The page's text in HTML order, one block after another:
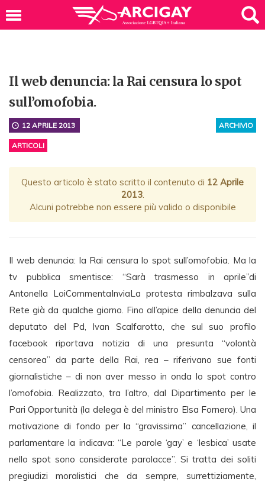
Il web denuncia: la Rai censura lo spot
sull’omofobia.
ARCHIVIO
12 APRILE 2013
ARTICOLI
Questo articolo è stato scritto il contenuto di 12 Aprile
2013.
Alcuni potrebbe non essere più valido o disponibile
Il web denuncia: la Rai censura lo spot sull’omofobia. Ma la
tv pubblica smentisce: “Sarà trasmesso in aprile”di
Antonella LoiCommentaInviaLa protesta rimbalzava sulla
Rete già da qualche giorno. Fino all’apice della denuncia del
deputato del Pd, Ivan Scalfarotto, che sul suo profilo
facebook riportava notizia di una presunta “volontà
censorea” da parte della Rai, rea – riferivano sue fonti
giornalistiche – di non aver messo in onda lo spot contro
l’omofobia. Realizzato, tra l’altro, dal Dipartimento per le
Pari Opportunità (la delega è del ministro Elsa Fornero). Una
motivazione di fondo per la “gravissima” cancellazione, il
parlamentare la indicava: “Le parole ‘gay’ e ‘lesbica’ usate
nello spot sono considerate parolacce”. Si tratta dei soliti
pregiudizi moralistici che da sempre, surrettiziamente,